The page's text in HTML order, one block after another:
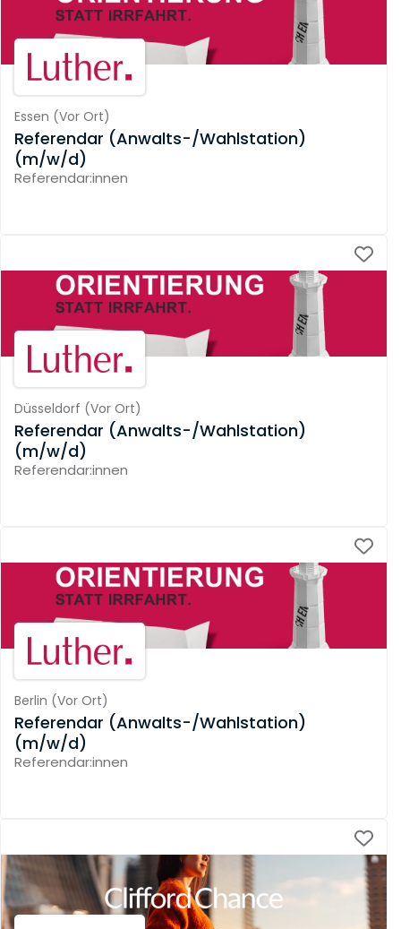
Essen (Vor Ort)
Referendar (Anwalts-/Wahlstation)
(m/w/d)
Referendar:innen
Düsseldorf (Vor Ort)
Referendar (Anwalts-/Wahlstation)
(m/w/d)
Referendar:innen
Berlin (Vor Ort)
Referendar (Anwalts-/Wahlstation)
(m/w/d)
Referendar:innen